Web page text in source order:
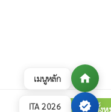
เมนูหลัก home
ITA 2026 verified
collectionsดูภาพกิจกรรมทั้ง